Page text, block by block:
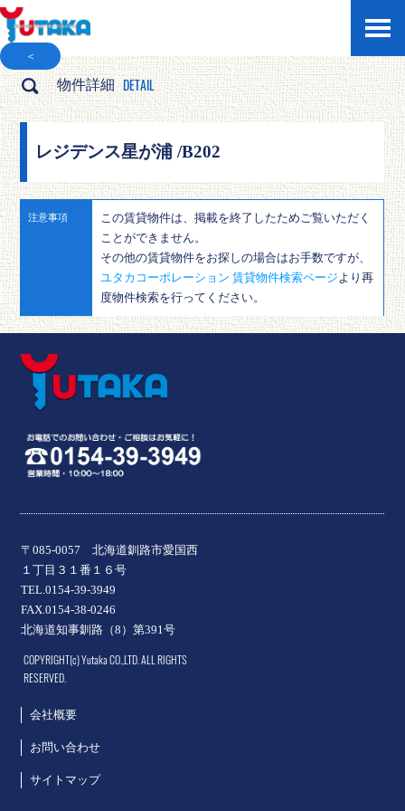
＜
物件詳細 DETAIL
レジデンス星が浦 /B202
注意事項
この賃貸物件は、掲載を終了したためご覧いただく
ことができません。
その他の賃貸物件をお探しの場合はお手数ですが、
ユタカコーポレーション 賃貸物件検索ページ より再
度物件検索を行ってください。
〒085-0057 北海道釧路市愛国西
１丁目３１番１６号
TEL.0154-39-3949
FAX.0154-38-0246
北海道知事釧路（8）第391号
COPYRIGHT(c) Yutaka CO.,LTD. ALL RIGHTS
RESERVED.
会社概要
お問い合わせ
サイトマップ